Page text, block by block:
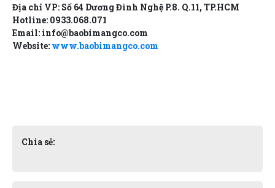
Địa chỉ VP: Số 64 Dương Đình Nghệ P.8. Q.11, TP.HCM
Hotline: 0933.068.071
Email: info@baobimangco.com
Website: www.baobimangco.com
Chia sẻ: